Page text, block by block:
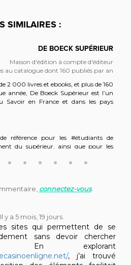
SIMILAIRES :
DE BOECK SUPÉRIEUR
Maison d'édition à compte d'éditeur
au catalogue dont 160 publiés par an
2 000 livres et ebooks, et plus de 160
année, De Boeck Supérieur est l’un
Savoir en France et dans les pays
référence pour les #étudiants de
du supérieur, ainsi que pour les
(psychologues, métiers de la
scientifique, #parenting,
connectez-vous.
Il y a 5 mois, 19 jours.
sites qui permettent de se
sans devoir chercher
En explorant
, j’ai trouvé